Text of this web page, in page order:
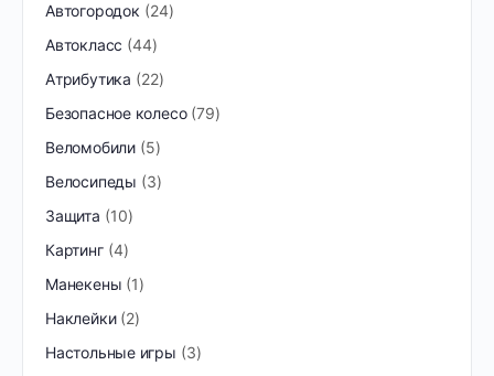
Автогородок
24
Автокласс 44
Атрибутика
22
Безопасное колесо 79
Веломобили 5
Велосипеды
3
Защита
10
Картинг 4
Манекены 1
Наклейки 2
Настольные игры
3